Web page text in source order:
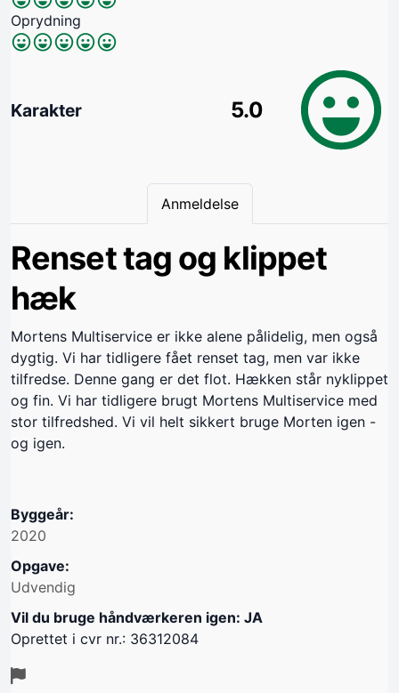
Oprydning
Karakter 5.0
Anmeldelse
Renset tag og klippet
hæk
Mortens Multiservice er ikke alene pålidelig, men også
dygtig. Vi har tidligere fået renset tag, men var ikke
tilfredse. Denne gang er det flot. Hækken står nyklippet
og fin. Vi har tidligere brugt Mortens Multiservice med
stor tilfredshed. Vi vil helt sikkert bruge Morten igen -
og igen.
Byggeår:
2020
Opgave:
Udvendig
Vil du bruge håndværkeren igen: JA
Oprettet i cvr nr.: 36312084